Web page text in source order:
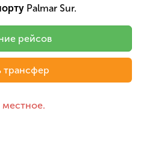
Palmar Sur.
рейсов
трансфер
местное.